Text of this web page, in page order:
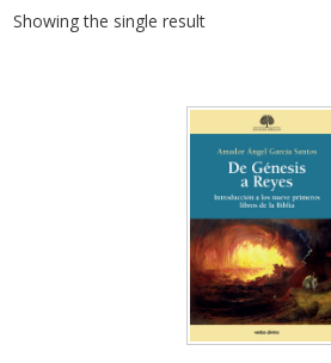
Showing the single result